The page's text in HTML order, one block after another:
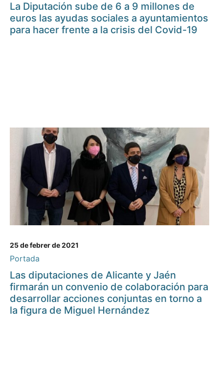
La Diputación sube de 6 a 9 millones de
euros las ayudas sociales a ayuntamientos
para hacer frente a la crisis del Covid-19
25 de febrer de 2021
Portada
Las diputaciones de Alicante y Jaén
firmarán un convenio de colaboración para
desarrollar acciones conjuntas en torno a
la figura de Miguel Hernández